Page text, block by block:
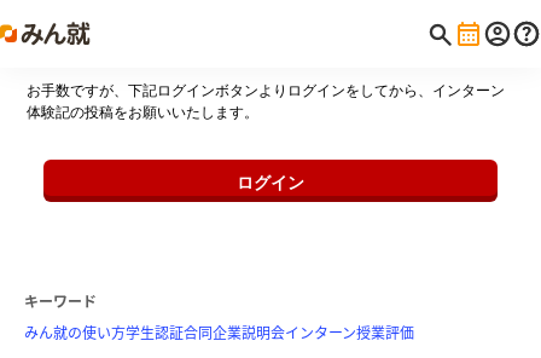
お手数ですが、下記ログインボタンよりログインをしてから、インターン
体験記の投稿をお願いいたします。
ログイン
キーワード
みん就の使い方学生認証合同企業説明会インターン授業評価